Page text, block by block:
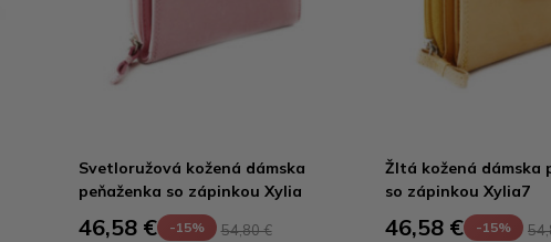
Svetloružová kožená dámska
peňaženka so zápinkou Xylia
46,58 € -15% 54,80 €
Žltá kožená dámska
so zápinkou Xylia7
46,58 € -15%